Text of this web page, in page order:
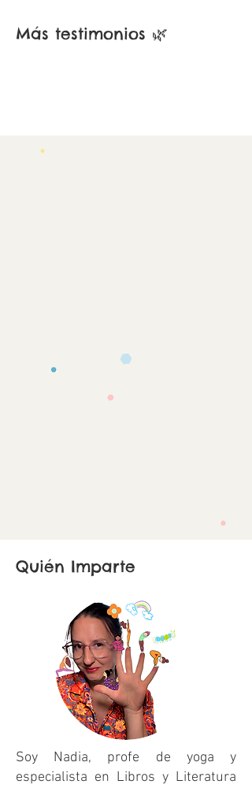
Más testimonios 🌿
Quién Imparte
Soy Nadia, profe de yoga y
especialista en Libros y Literatura